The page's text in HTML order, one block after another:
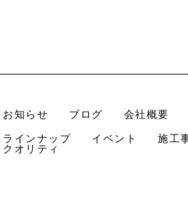
お知らせ ブログ 会社概要
ラインナップ
イベント 施工
クオリティ